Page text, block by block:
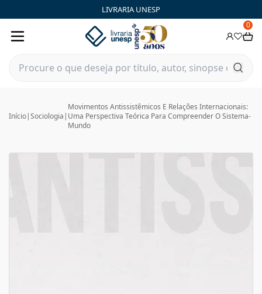
LIVRARIA UNESP
0
Início|Sociologia |
Movimentos Antissistêmicos E Relações Internacionais:
Uma Perspectiva Teórica Para Compreender O Sistema-
Mundo